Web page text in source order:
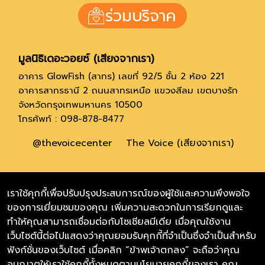
ร่วมบริจาค
มูลนิธิเดอะวอยซ์ (เสียงจากเรา)
อาคาร GlowFish (สาทร) เลขที่ 92/5 ชั้น 2 ห้อง 221
อาคารสาทรธานี 2 ถนนสาทรเหนือ แขวงสีลม เขตบางรัก
จังหวัดกรุงเทพมหานคร 10500
โทรศัพท์ : 098-878-8477
@thevoicecenter The Voice (เสียงจากเรา)
Thevoicefoundation
Thevoicefoundation.eng
Soulmateby_thevoice(สำหรับหาบ้าน)
เราใช้คุกกี้เพื่อปรับปรุงประสบการณ์ของผู้ใช้และความพึงพอใจ
ของการเยี่ยมชมของคุณ เพิ่มความสะดวกในการเรียกดูและ
ทำให้คุณสามารถเชื่อมต่อกับโซเชียลมีเดีย เมื่อคุณใช้งาน
เว็บไซต์นี้ต่อไปแสดงว่าคุณยอมรับคุกกี้ที่จำเป็นซึ่งจำเป็นสำหรับ
ฟังก์ชั่นของเว็บไซต์ เมื่อคลิก “ข้าพเจ้าตกลง” จะถือว่าคุณ